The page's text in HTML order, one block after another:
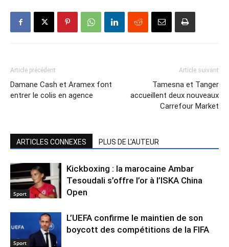
Article précédent
Damane Cash et Aramex font
entrer le colis en agence
Article suivant
Tamesna et Tanger
accueillent deux nouveaux
Carrefour Market
ARTICLES CONNEXES PLUS DE L'AUTEUR
Sport
Kickboxing : la marocaine Ambar
Tesoudali s’offre l’or à l’ISKA China
Open
Sport
L’UEFA confirme le maintien de son
boycott des compétitions de la FIFA